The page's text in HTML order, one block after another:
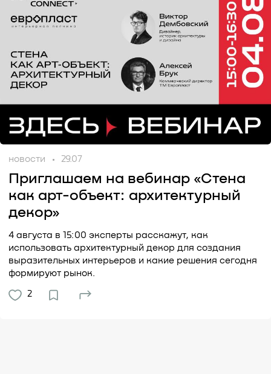
новости 29.07
Приглашаем на вебинар «Стена
как арт-объект: архитектурный
декор»
4 августа в 15:00 эксперты расскажут, как
использовать архитектурный декор для создания
выразительных интерьеров и какие решения сегодня
формируют рынок.
2